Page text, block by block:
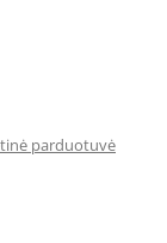
parduotuvė